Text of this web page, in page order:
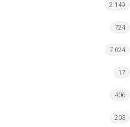
2 149
724
7 024
17
406
203